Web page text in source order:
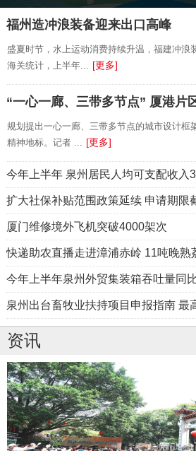
福州造冲浪装备迎来出口高峰
盛夏时节，水上运动消费持续升温，福建冲浪
海关统计，上半年... [更多]
“一心一廊、三带多节点” 厦港片
规划提出一心一廊、三带多节点的城市设计框
精神地标。记者 ... [更多]
今年上半年 泉州居民人均可支配收入
扩大社保补贴范围政策延续 申请期限
厦门维修境外飞机突破4000架次
快递助农直播走进漳浦赤岭 11吨晚熟
今年上半年泉州外贸集装箱吞吐量同
泉州出台畜牧业扶持项目申报指南 最
资讯